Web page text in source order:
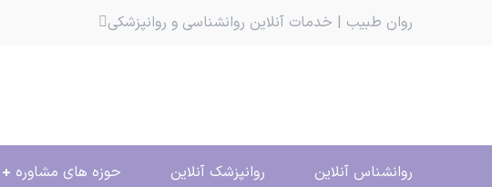
روان طبیب | خدمات آنلاین روانشناسی و روانپزشکی
روانشناس آنلاین روانپزشک آنلاین حوزه های مشاوره